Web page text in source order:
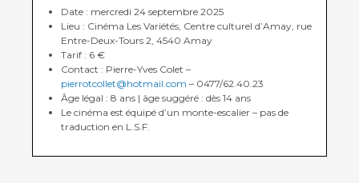
Date : mercredi 24 septembre 2025
Lieu : Cinéma Les Variétés, Centre culturel d’Amay, rue
Entre-Deux-Tours 2, 4540 Amay
Tarif : 6 €
Contact : Pierre-Yves Colet –
pierrotcollet@hotmail.com – 0477/62.40.23
Âge légal : 8 ans | âge suggéré : dès 14 ans
Le cinéma est équipé d’un monte-escalier – pas de
traduction en L.S.F.